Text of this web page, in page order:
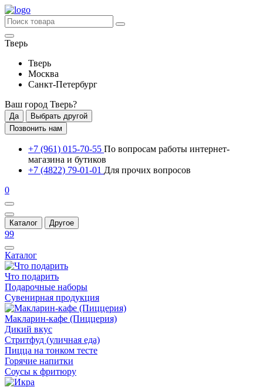
Тверь
Тверь
Москва
Санкт-Петербург
Ваш город Тверь?
Да
Выбрать другой
Позвонить нам
+7 (961) 015-70-55 По вопросам работы интернет-
магазина и бутиков
+7 (4822) 79-01-01 Для прочих вопросов
0
Каталог Другое
99
Каталог
Что подарить
Подарочные наборы
Сувенирная продукция
Макларин-кафе (Пиццерия)
Дикий вкус
Стритфуд (уличная еда)
Пицца на тонком тесте
Горячие напитки
Соусы к фритюру